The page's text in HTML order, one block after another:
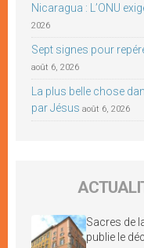
Nicaragua : L’ONU
2026
Sept signes pour
août 6, 2026
La plus belle chose
par Jésus août 6, 2026
Sacres de
publie le